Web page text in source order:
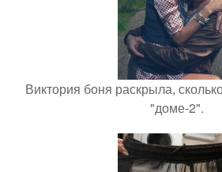
Виктория боня раскрыла,
"доме-2".